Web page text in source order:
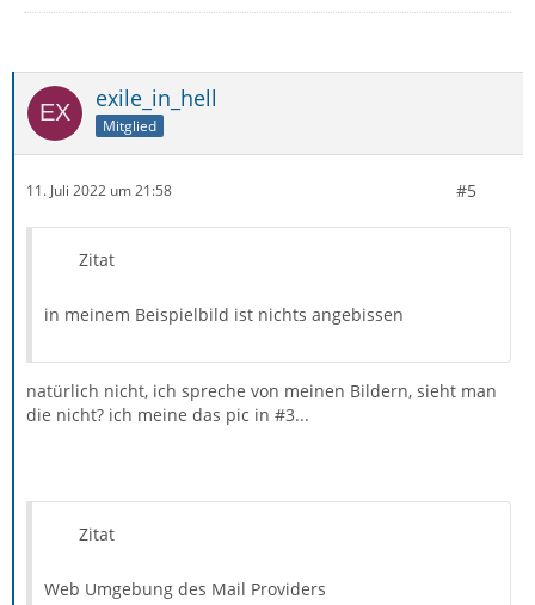
exile_in_hell
Mitglied
11. Juli 2022 um 21:58 #5
Zitat
in meinem Beispielbild ist nichts angebissen
natürlich nicht, ich spreche von meinen Bildern, sieht man
die nicht? ich meine das pic in #3...
Zitat
Web Umgebung des Mail Providers